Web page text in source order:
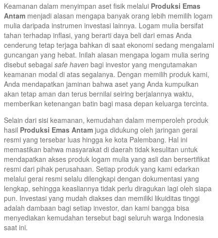
Keamanan dalam menyimpan aset fisik melalui Produksi Emas
Antam menjadi alasan mengapa banyak orang lebih memilih logam
mulia daripada instrumen investasi lainnya. Logam mulia bersifat
tahan terhadap inflasi, yang berarti daya beli dari emas Anda
cenderung tetap terjaga bahkan di saat ekonomi sedang mengalami
guncangan yang hebat. Inilah alasan mengapa logam mulia sering
disebut sebagai safe haven bagi investor yang mengutamakan
keamanan modal di atas segalanya. Dengan memilih produk kami,
Anda mendapatkan jaminan bahwa aset yang Anda kumpulkan
akan tetap aman dan terus bernilai seiring berjalannya waktu,
memberikan ketenangan batin bagi masa depan keluarga tercinta.
Selain dari sisi keamanan, kemudahan dalam memperoleh produk
hasil Produksi Emas Antam juga didukung oleh jaringan gerai
resmi yang tersebar luas hingga ke kota Palembang. Hal ini
memastikan bahwa masyarakat di daerah tidak kesulitan untuk
mendapatkan akses produk logam mulia yang asli dan bersertifikat
resmi dari pihak perusahaan. Setiap produk yang kami edarkan
melalui gerai resmi selalu dilengkapi dengan dokumentasi yang
lengkap, sehingga keasliannya tidak perlu diragukan lagi oleh siapa
pun. Investasi yang mudah diakses dan memiliki likuiditas tinggi
adalah dambaan bagi setiap investor, dan kami bangga bisa
menyediakan kemudahan tersebut bagi seluruh warga Indonesia
saat ini.